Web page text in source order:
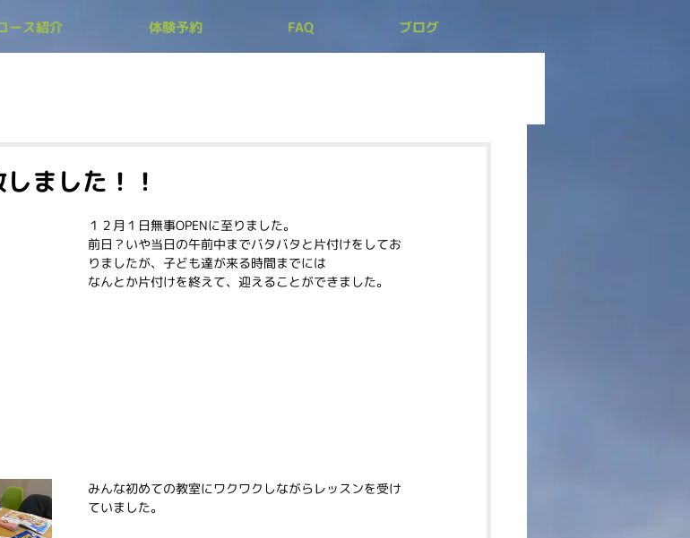
ース紹介 体験予約 FAQ ブログ
ました！！
１２月１日無事OPENに至りました。
前日？いや当日の午前中までバタバタと片付けをしてお
りましたが、子ども達が来る時間までには
なんとか片付けを終えて、迎えることができました。
みんな初めての教室にワクワクしながらレッスンを受け
ていました。